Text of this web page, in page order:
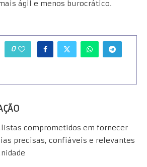
ágil e menos burocrático.
0
comprometidos em fornecer
precisas, confiáveis e relevantes